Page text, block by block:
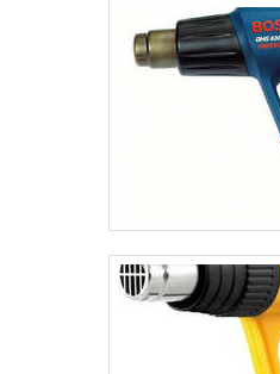
executados
capacitados, por
trabalho. Além disso,
assistência técnica são
de equipamentos
ADICIONAIS SOBRE O
serviços de assistência
para manter os
forma as demandas
é possível verificar quais
com o produto:Melhor